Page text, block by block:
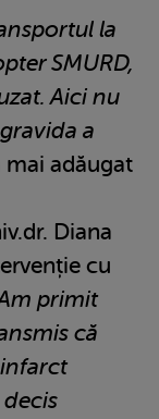
la
SMURD,
Aici nu
a
mai adăugat
Diana
cu
primit
că